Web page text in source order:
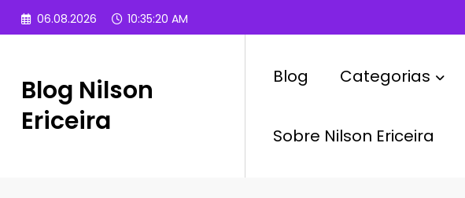
Pular
para
06.08.2026 10:35:22 AM
Blog Nilson
Ericeira
Blog Categorias
Sobre Nilson Ericeira